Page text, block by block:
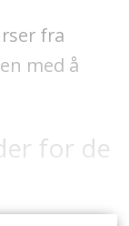
fra
med å
for de